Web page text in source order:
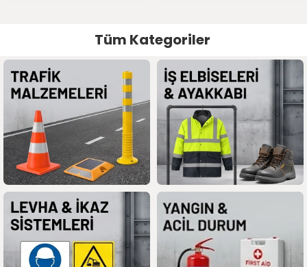
Tüm Kategoriler